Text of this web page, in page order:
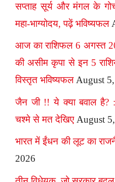
सप्ताह सूर्य और मंगल के
महा-भाग्योदय, पढ़ें भविष्यफल
आज का राशिफल 6 अगस्त
की असीम कृपा से इन 5
विस्तृत भविष्यफल August
जैन जी !! ये क्या बवाल है?
चश्मे से मत देखिए August
भारत में ईंधन की लूट का
2026